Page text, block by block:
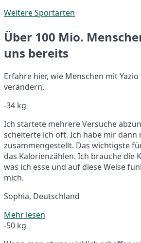
Weitere Sportarten
Über 100 Mio.
uns bereits
Erfahre hier, wie Menschen mit
verändern.
-34 kg
Ich startete mehrere Versuche
scheiterte ich oft. Ich habe mir dann
zusammengestellt. Das wichtigste
das Kalorienzählen. Ich brauche die
was ich esse und auf diese Weise
mich.
Sophia, Deutschland
Mehr lesen
-50 kg